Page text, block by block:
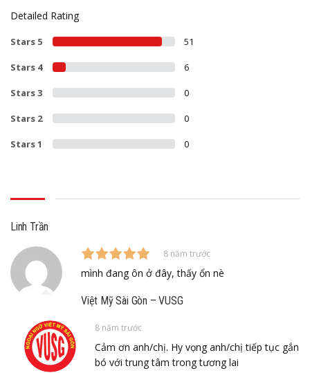
Detailed Rating
Stars 5 51
Stars 4 6
Stars 3 0
Stars 2 0
Stars 1 0
Linh Trần
8 năm trước
mình đang ôn ở đây, thấy ổn nè
Việt Mỹ Sài Gòn – VUSG
8 năm trước
Cảm ơn anh/chị. Hy vọng anh/chị tiếp tục gắn
bó với trung tâm trong tương lai